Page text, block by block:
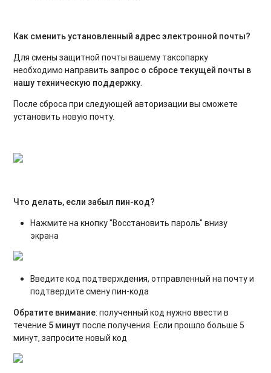
Как сменить установленный адрес электронной почты?
Для смены защитной почты вашему таксопарку
необходимо направитьзапрос о сбросе текущей почты в
нашу техническую поддержку.
После сброса при следующей авторизации вы сможете
установить новую почту.
Что делать, если забыл пин-код?
Нажмите на кнопку "Восстановить пароль" внизу
экрана
Введите код подтверждения, отправленный на почту и
подтвердите смену пин-кода
Обратите внимание: полученный код нужно ввести в
течение 5 минут после получения. Если прошло больше 5
минут, запросите новый код